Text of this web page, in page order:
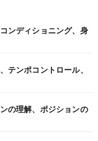
ンディショニング、身
テンポコントロール、
の理解、ポジションの